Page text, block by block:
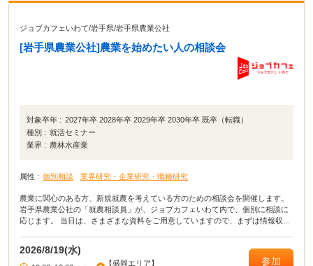
ジョブカフェいわて/岩手県/岩手県農業公社
[岩手県農業公社]農業を始めたい人の相談会
対象卒年 : 2027年卒 2028年卒 2029年卒 2030年卒 既卒（転職）
種別 : 就活セミナー
業界 : 農林水産業
属性 : 個別相談 業界研究・企業研究・職種研究
農業に関心のある方、新規就農を考えている方のための相談会を開催します。
岩手県農業公社の「就農相談員」が、ジョブカフェいわて内で、個別に相談に
応じます。 当日は、さまざまな資料をご用意していますので、まずは情報収集
2026/8/19(水)
【盛岡エリア】
参加